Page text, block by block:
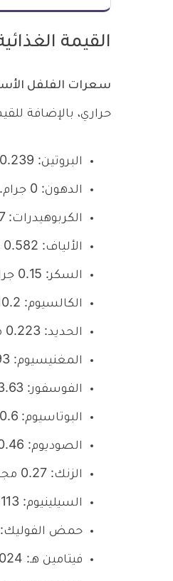
القيمة
سعرات الفلفل
حراري، بالإضافة
البروتين: 0.239 جرام.
الدهون: 0 جرام.
الكربوهيدرات: 1.47 جرام.
الألياف: 0.582 جرام.
السكر: 0.15 جرام.
الكالسيوم: 10.2 مجم.
الحديد: 0.223 مجم.
المغنيسيوم: 3.93 مجم.
الفوسفور: 3.63 مجم.
البوتاسيوم: 30.6 مجم.
الصوديوم: 0.46 مجم.
الزنك: 0.27 مجم.
السيلينيوم: 0.113 ميكروجرام.
حمض الفوليك: 0.391 ميكروجرام.
فيتامين هـ: 0.024 مجم.